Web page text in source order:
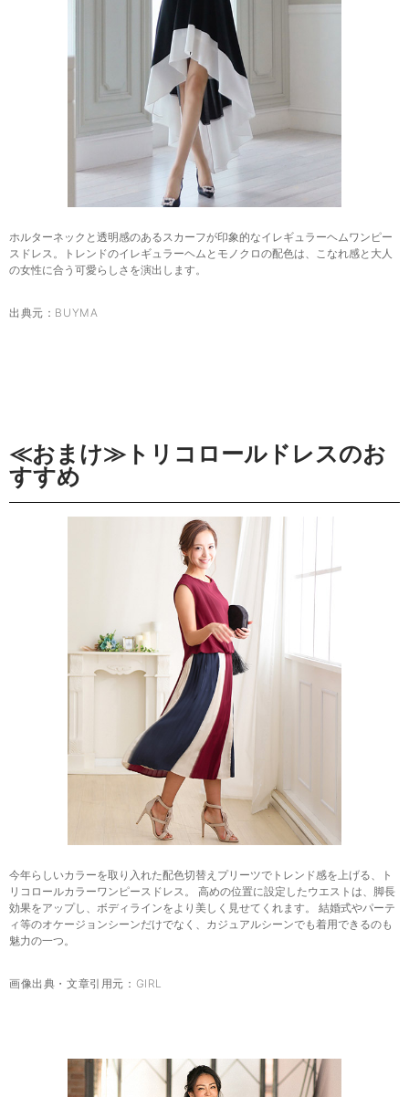
ホルターネックと透明感のあるスカーフが印象的なイレギュラーヘムワンピー
スドレス。トレンドのイレギュラーヘムとモノクロの配色は、こなれ感と大人
の女性に合う可愛らしさを演出します。
出典元： BUYMA
≪おまけ≫トリコロールドレスのお
すすめ
今年らしいカラーを取り入れた配色切替えプリーツでトレンド感を上げる、ト
リコロールカラーワンピースドレス。 高めの位置に設定したウエストは、脚長
効果をアップし、ボディラインをより美しく見せてくれます。 結婚式やパーテ
ィ等のオケージョンシーンだけでなく、カジュアルシーンでも着用できるのも
魅力の一つ。
画像出典・文章引用元： GIRL